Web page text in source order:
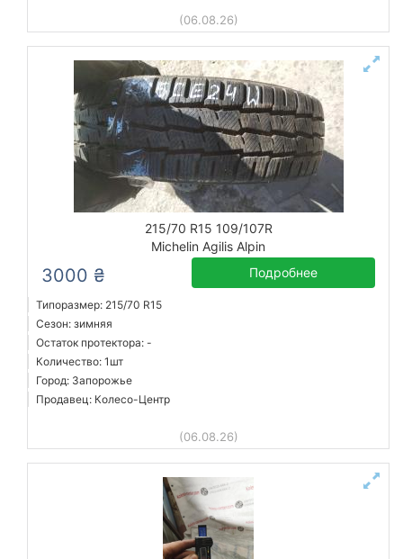
(06.08.26)
215/70 R15 109/107R
Michelin Agilis Alpin
3000 ₴ Подробнее
Типоразмер: 215/70 R15
Сезон: зимняя
Остаток протектора: -
Количество: 1шт
Город: Запорожье
Продавец: Колесо-Центр
(06.08.26)